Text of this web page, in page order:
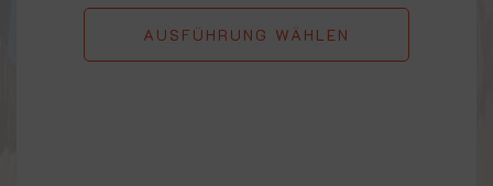
AUSFÜHRUNG WÄHLEN